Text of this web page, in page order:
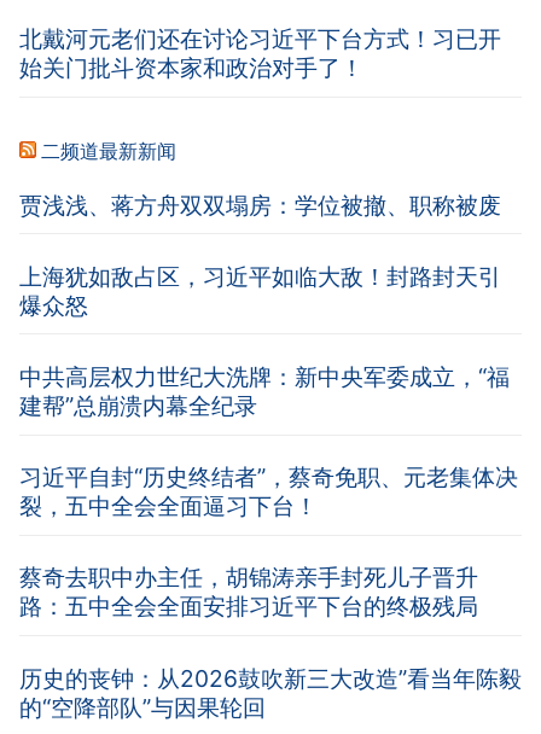
北戴河元老们还在讨论习近平下台方式！习已开
始关门批斗资本家和政治对手了！
二频道最新新闻
贾浅浅、蒋方舟双双塌房：学位被撤、职称被废
上海犹如敌占区，习近平如临大敌！封路封天引
爆众怒
中共高层权力世纪大洗牌：新中央军委成立，“福
建帮”总崩溃内幕全纪录
习近平自封“历史终结者”，蔡奇免职、元老集体决
裂，五中全会全面逼习下台！
蔡奇去职中办主任，胡锦涛亲手封死儿子晋升
路：五中全会全面安排习近平下台的终极残局
历史的丧钟：从2026鼓吹新三大改造”看当年陈毅
的“空降部队”与因果轮回